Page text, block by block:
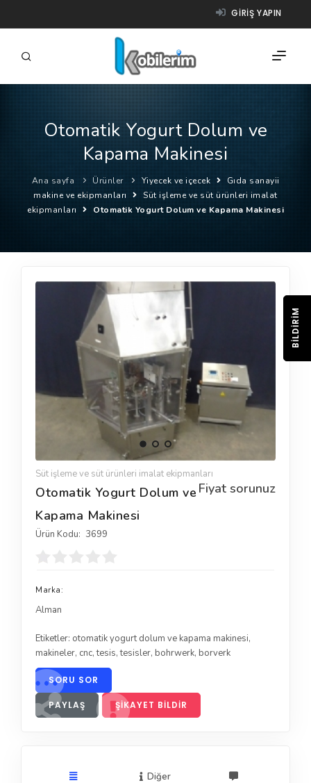
GIRIŞ YAPIN
FIRMALAR
ÜRÜNLER
NASIL ÇALIŞIR?
YARDIM
Otomatik Yogurt Dolum ve
Kapama Makinesi
Ana sayfa Ürünler Yiyecek ve içecek
Gıda sanayii
makine ve ekipmanları
Süt işleme ve süt ürünleri imalat
ekipmanları
Otomatik Yogurt Dolum ve Kapama Makinesi
Süt işleme ve süt ürünleri imalat ekipmanları
Fiyat sorunuz
Otomatik Yogurt Dolum ve
Kapama Makinesi
Ürün Kodu: 3699
Marka:
Alman
Etiketler: otomatik yogurt dolum ve kapama makinesi,
makineler, cnc,tesis,tesisler, bohrwerk, borverk
SORU SOR
PAYLAŞ ŞIKAYET BILDIR
Diğer
BILDIRIM